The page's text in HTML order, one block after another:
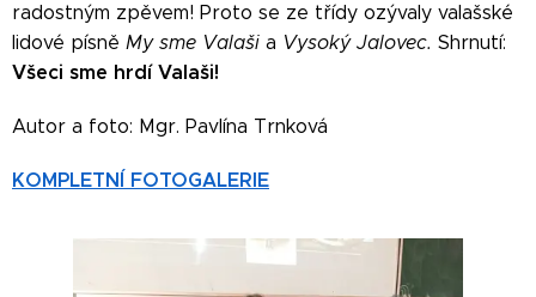
radostným zpěvem! Proto se ze třídy ozývaly valašské
lidové písně My sme Valaši a Vysoký Jalovec. Shrnutí:
Všeci sme hrdí Valaši!
Autor a foto: Mgr. Pavlína Trnková
KOMPLETNÍ FOTOGALERIE